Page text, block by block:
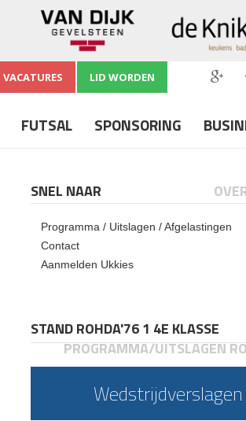
VACATURES LID WORDEN
FUTSAL SPONSORING
SNEL NAAR
Programma / Uitslagen / Afgelastingen
Contact
Aanmelden Ukkies
STAND ROHDA'76 1 4E KLASSE
PROGRAMMA/UITSLAGEN
Wedstrijdverslagen